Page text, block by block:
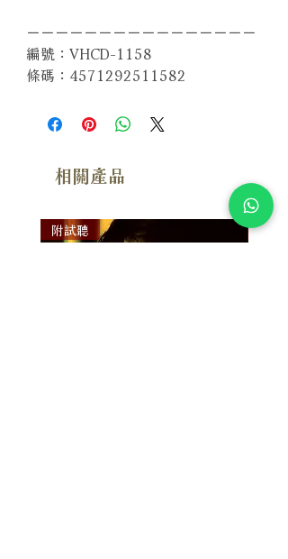
－－－－－－－－－－－－－－－－
編號：VHCD-1158
條碼：4571292511582
相關產品
附試聽 附試聽